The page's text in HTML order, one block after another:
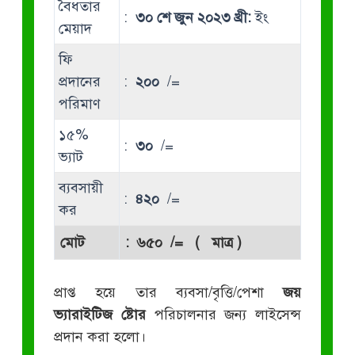
বৈধতার
মেয়াদ
: ৩০ শে জুন ২০২৩ খ্রী:ইং
ফি
প্রদানের
পরিমাণ
: ২০০/=
১৫%
ভ্যাট
: ৩০/=
ব্যবসায়ী
কর
: ৪২০/=
মোট :৬৫০/= ( মাত্র )
প্রাপ্ত হয়ে তার ব্যবসা/বৃত্তি/পেশাজয়
ভ্যারাইটিজ ষ্টোর পরিচালনার জন্য লাইসেন্স
প্রদান করা হলো।